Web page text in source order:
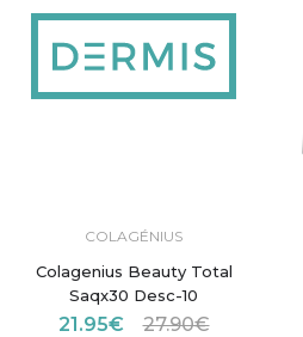
COLAGÉNIUS
Colagenius Beauty Total
Saqx30 Desc-10
21.95€ 27.90€